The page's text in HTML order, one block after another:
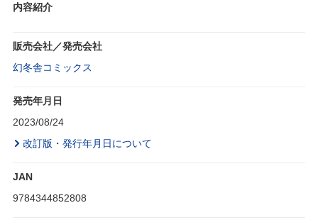
内容紹介
販売会社／発売会社
幻冬舎コミックス
発売年月日
2023/08/24
改訂版・発行年月日について
JAN
9784344852808